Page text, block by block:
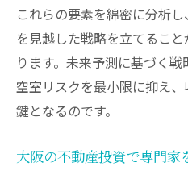
これらの要素を綿密に分析
を見越した戦略を立てるこ
ります。未来予測に基づく戦
空室リスクを最小限に抑え
鍵となるのです。
大阪の不動産投資で専門家